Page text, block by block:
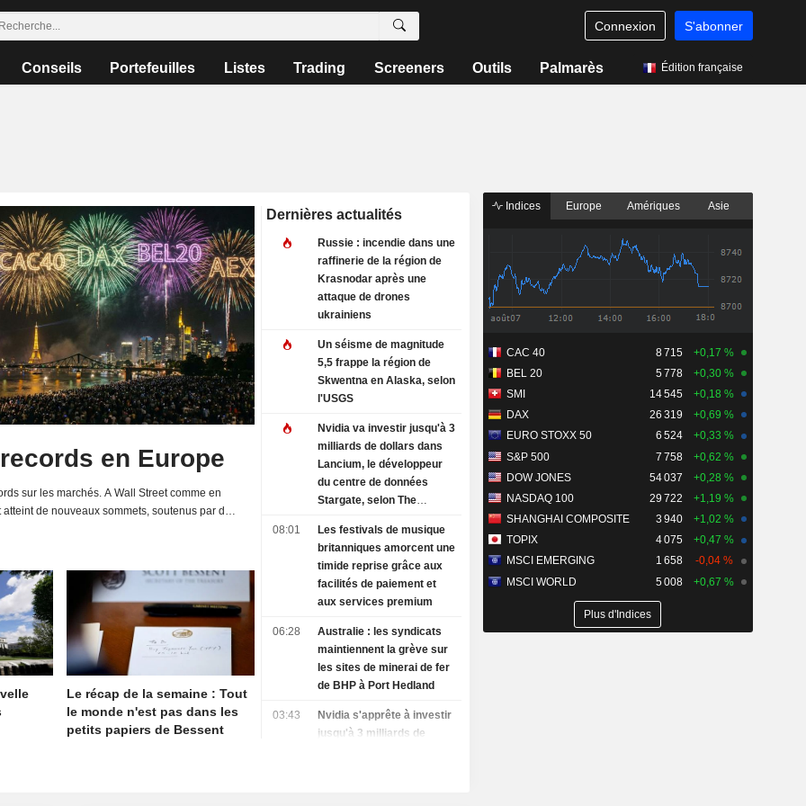
Connexion S'abonner
Conseils Portefeuilles Listes Trading Screeners Outils Palmarès Édition française
en Europe
sur les marchés. A Wall Street comme en
de nouveaux sommets, soutenus par de
Le récap de la semaine : Tout
le monde n'est pas dans les
petits papiers de Bessent
Dernières actualités
Russie : incendie dans une
raffinerie de la région de
Krasnodar après une
attaque de drones
ukrainiens
Un séisme de magnitude
5,5 frappe la région de
Skwentna en Alaska, selon
l'USGS
Nvidia va investir jusqu'à 3
milliards de dollars dans
Lancium, le développeur
du centre de données
Stargate, selon The
08:01
Les festivals de musique
britanniques amorcent une
timide reprise grâce aux
facilités de paiement et
aux services premium
06:28
Australie : les syndicats
maintiennent la grève sur
les sites de minerai de fer
de BHP à Port Hedland
03:43
Nvidia s'apprête à investir
jusqu'à 3 milliards de
Indices Europe Amériques Asie
CAC 40 8 715
+0,17 %
BEL 20
5 778
+0,30 %
SMI
14 545
+0,18 %
DAX
26 319
+0,69 %
EURO STOXX 50
6 524
+0,33 %
S&P 500
7 758
+0,62 %
DOW JONES
54 037
+0,28 %
NASDAQ 100
29 722
+1,19 %
SHANGHAI COMPOSITE
3 940
+1,02 %
TOPIX
4 075
+0,47 %
MSCI EMERGING
1 658
-0,04 %
MSCI WORLD
5 008 +0,67 %
Plus d'Indices